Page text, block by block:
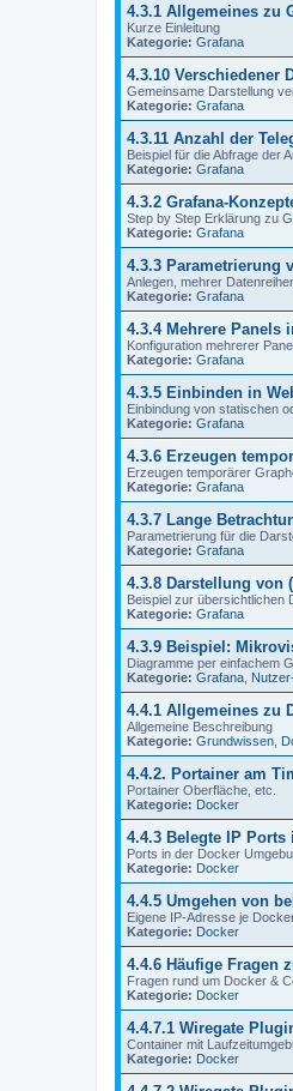
4.3.1 Allgemeines zu
Kurze Einleitung
Kategorie: Grafana
4.3.10 Verschiedener
Gemeinsame Darstellung
Kategorie: Grafana
4.3.11 Anzahl der
Beispiel für die Abfrage der
Kategorie: Grafana
4.3.2 Grafana-
Step by Step Erklärung zu
Kategorie: Grafana
4.3.3 Parametrierung
Anlegen, mehrer
Kategorie: Grafana
4.3.4 Mehrere Panels
Konfiguration mehrerer
Kategorie: Grafana
4.3.5 Einbinden in
Einbindung von statischen
Kategorie: Grafana
4.3.6 Erzeugen
Erzeugen temporärer
Kategorie: Grafana
4.3.7 Lange
Parametrierung für die
Kategorie: Grafana
4.3.8 Darstellung von
Beispiel zur übersichtlichen
Kategorie: Grafana
4.3.9 Beispiel:
Diagramme per einfachem
Kategorie: Grafana
4.4.1 Allgemeines zu
Allgemeine Beschreibung
Kategorie: Grundwissen
4.4.2. Portainer am
Portainer Oberfläche, etc.
Kategorie: Docker
4.4.3 Belegte IP Ports
Ports in der Docker
Kategorie: Docker
4.4.5 Umgehen von
Eigene IP-Adresse je
Kategorie: Docker
4.4.6 Häufige Fragen
Fragen rund um Docker &
Kategorie: Docker
4.4.7.1 Wiregate
Container mit
Kategorie: Docker